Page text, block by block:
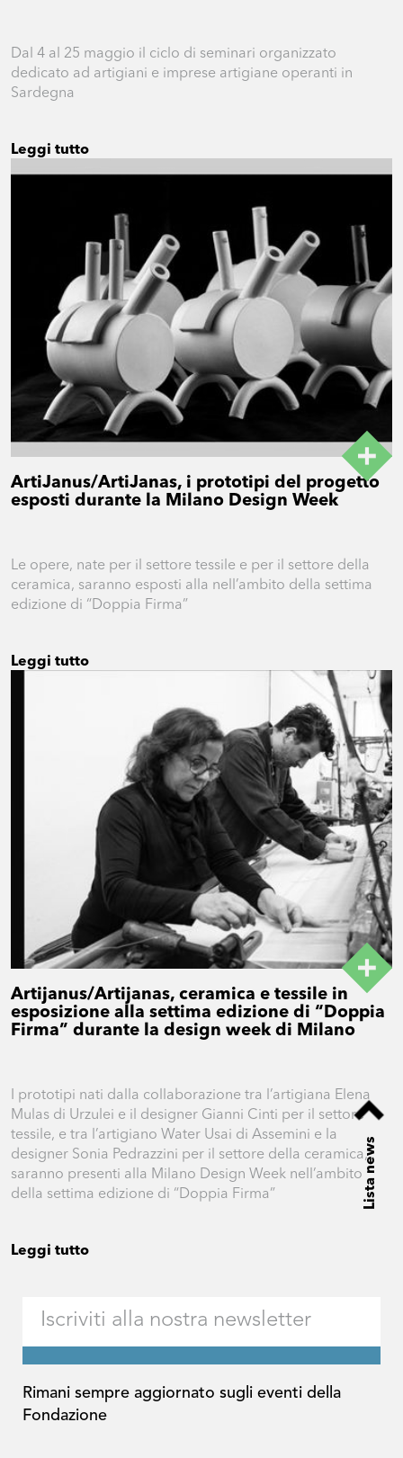
Dal 4 al 25 maggio il ciclo di seminari organizzato
dedicato ad artigiani e imprese artigiane operanti in
Sardegna
Leggi tutto
ArtiJanus/ArtiJanas, i prototipi del progetto
esposti durante la Milano Design Week
Le opere, nate per il settore tessile e per il settore della
ceramica, saranno esposti alla nell’ambito della settima
edizione di “Doppia Firma”
Leggi tutto
Artijanus/Artijanas, ceramica e tessile in
esposizione alla settima edizione di “Doppia
Firma” durante la design week di Milano
I prototipi nati dalla collaborazione tra l’artigiana Elena
Mulas di Urzulei e il designer Gianni Cinti per il settore
tessile, e tra l’artigiano Water Usai di Assemini e la
designer Sonia Pedrazzini per il settore della ceramica,
saranno presenti alla Milano Design Week nell’ambito
della settima edizione di “Doppia Firma”
Leggi tutto
Lista news
Rimani sempre aggiornato sugli eventi della
Fondazione